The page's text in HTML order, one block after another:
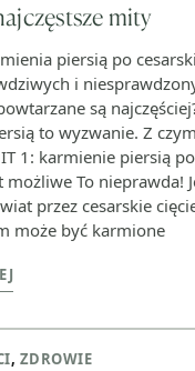
mity
piersią po
i
są
to wyzwanie. Z
1: karmienie piersią
możliwe To nieprawda!
przez cesarskie
może być karmione
, ZDROWIE